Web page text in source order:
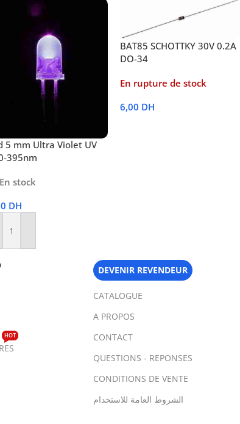
5 mm Ultra Violet UV
395nm
En stock
DH
Ajouter Au Panier
BAT85 SCHOTTKY 30V 0.2A
DO-34
En rupture de stock
6,00 DH
HOT
DEVENIR REVENDEUR
CATALOGUE
A PROPOS
CONTACT
QUESTIONS - REPONSES
CONDITIONS DE VENTE
الشروط العامة للاستخدام